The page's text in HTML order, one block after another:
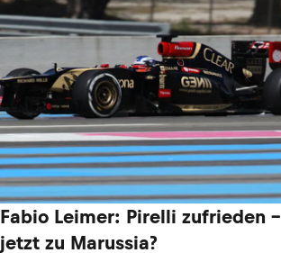
Fabio Leimer: Pirelli zufrieden –
jetzt zu Marussia?